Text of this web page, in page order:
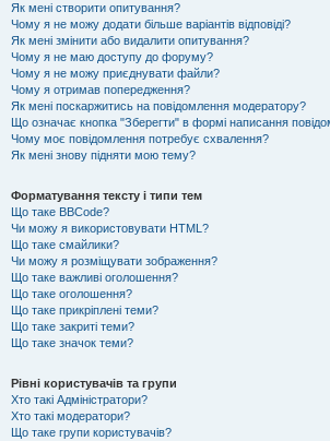
Як мені створити опитування?
Чому я не можу додати більше варіантів відповіді?
Як мені змінити або видалити опитування?
Чому я не маю доступу до форуму?
Чому я не можу приєднувати файли?
Чому я отримав попередження?
Як мені поскаржитись на повідомлення модератору?
Що означає кнопка "Зберегти" в формі написання
Чому моє повідомлення потребує схвалення?
Як мені знову підняти мою тему?
Форматування тексту і типи тем
Що таке BBCode?
Чи можу я використовувати HTML?
Що таке смайлики?
Чи можу я розміщувати зображення?
Що таке важливі оголошення?
Що таке оголошення?
Що таке прикріплені теми?
Що таке закриті теми?
Що таке значок теми?
Рівні користувачів та групи
Хто такі Адміністратори?
Хто такі модератори?
Що таке групи користувачів?